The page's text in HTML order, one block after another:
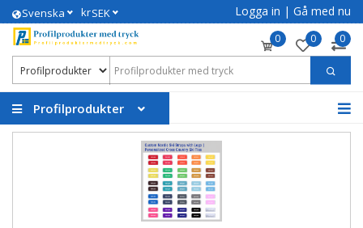
Svenska krSEK Logga in | Gå med nu
0 0 0
Profilprodukter